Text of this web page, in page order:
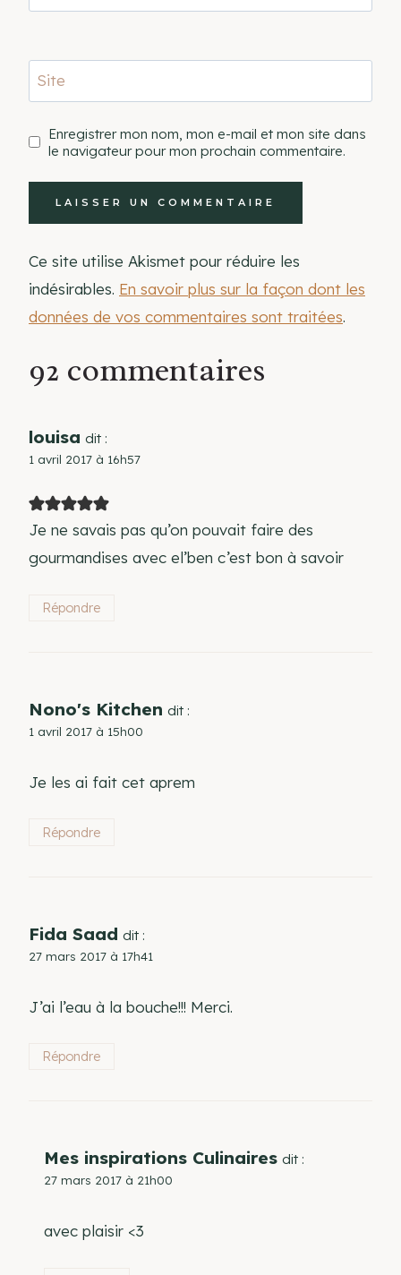
Site
Enregistrer mon nom, mon e-mail et mon site dans
le navigateur pour mon prochain commentaire.
Ce site utilise Akismet pour réduire les
indésirables. En savoir plus sur la façon dont les
données de vos commentaires sont traitées.
92 commentaires
louisa dit :
1 avril 2017 à 16h57
Je ne savais pas qu’on pouvait faire des
gourmandises avec el’ben c’est bon à savoir
Répondre
Nono's Kitchen dit :
1 avril 2017 à 15h00
Je les ai fait cet aprem
Répondre
Fida Saad dit :
27 mars 2017 à 17h41
J’ai l’eau à la bouche!!! Merci.
Répondre
Mes inspirations Culinaires dit :
27 mars 2017 à 21h00
avec plaisir <3